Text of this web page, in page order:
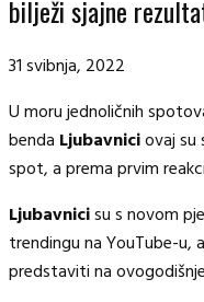
bilježi sjajne
31 svibnja, 2022
U moru jednoličnih
benda Ljubavniciovaj su
spot, a prema prvim
Ljubavnicisu s novom
trendingu na YouTube-u,
predstaviti na